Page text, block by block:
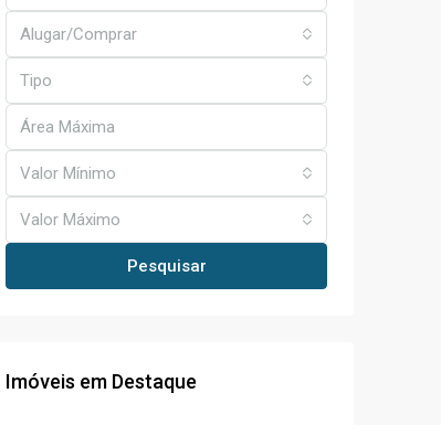
Alugar/Comprar
Tipo
Valor Mínimo
Valor Máximo
Pesquisar
Imóveis em Destaque